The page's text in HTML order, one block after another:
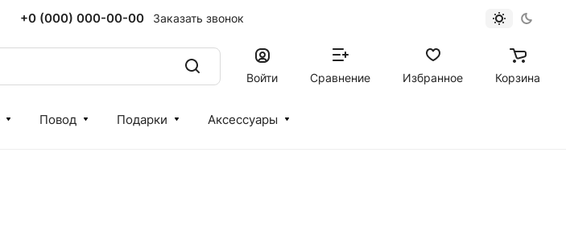
+0 (000) 000-00-00 Заказать звонок
Войти Сравнение Избранное Корзина
Повод Подарки Аксессуары